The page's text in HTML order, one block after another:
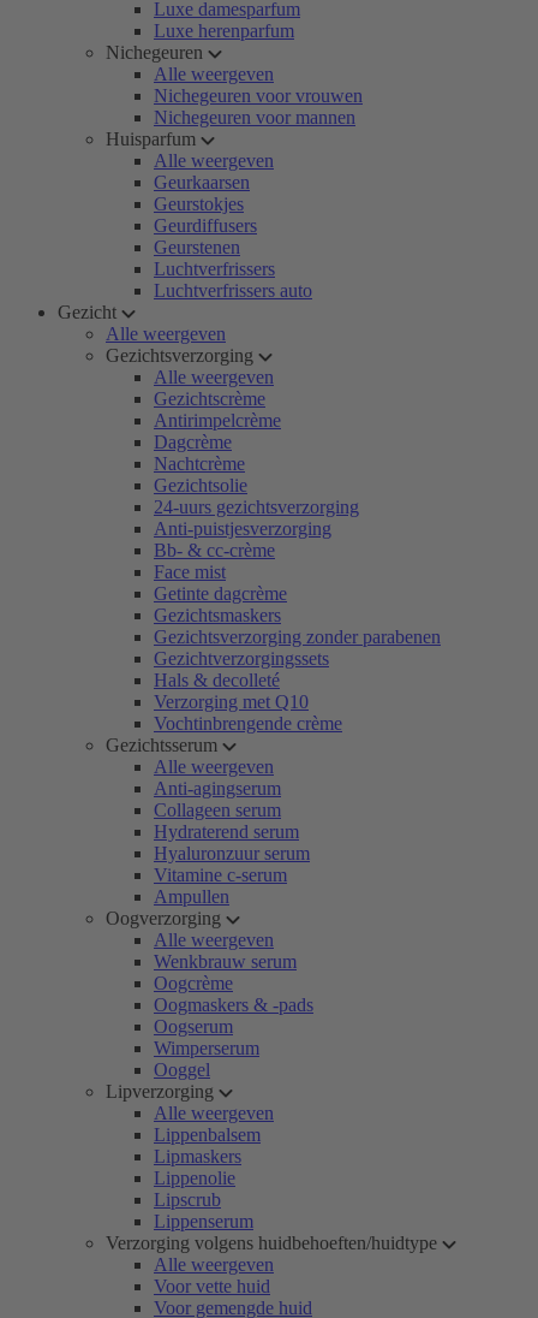
Luxe damesparfum
Luxe herenparfum
Nichegeuren
Alle weergeven
Nichegeuren voor vrouwen
Nichegeuren voor mannen
Huisparfum
Alle weergeven
Geurkaarsen
Geurstokjes
Geurdiffusers
Geurstenen
Luchtverfrissers
Luchtverfrissers auto
Gezicht
Alle weergeven
Gezichtsverzorging
Alle weergeven
Gezichtscrème
Antirimpelcrème
Dagcrème
Nachtcrème
Gezichtsolie
24-uurs gezichtsverzorging
Anti-puistjesverzorging
Bb- & cc-crème
Face mist
Getinte dagcrème
Gezichtsmaskers
Gezichtsverzorging zonder parabenen
Gezichtverzorgingssets
Hals & decolleté
Verzorging met Q10
Vochtinbrengende crème
Gezichtsserum
Alle weergeven
Anti-agingserum
Collageen serum
Hydraterend serum
Hyaluronzuur serum
Vitamine c-serum
Ampullen
Oogverzorging
Alle weergeven
Wenkbrauw serum
Oogcrème
Oogmaskers & -pads
Oogserum
Wimperserum
Ooggel
Lipverzorging
Alle weergeven
Lippenbalsem
Lipmaskers
Lippenolie
Lipscrub
Lippenserum
Verzorging volgens huidbehoeften/huidtype
Alle weergeven
Voor vette huid
Voor gemengde huid